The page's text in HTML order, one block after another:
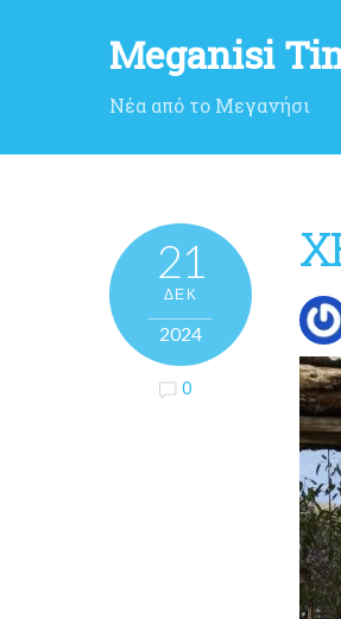
Meganisi
Νέα από το Μεγανήσι
21
ΔΕΚ
2024
0